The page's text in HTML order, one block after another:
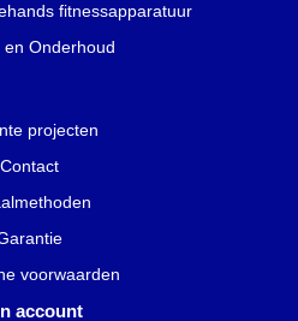
fitnessapparatuur
en Onderhoud
projecten
Contact
voorwaarden
account